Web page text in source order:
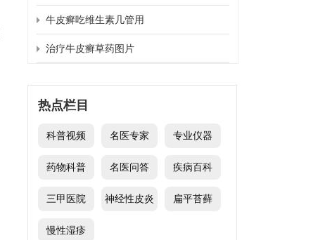
牛皮癣吃维生素几管用
治疗牛皮癣草药图片
热点栏目
科普视频 名医专家 专业仪器
药物科普 名医问答 疾病百科
三甲医院 神经性皮炎 扁平苔藓
慢性湿疹